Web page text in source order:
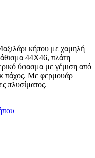
κήπου με χαμηλή
44Χ46, πλάτη
ύφασμα με γέμιση από
πάχος. Με φερμουάρ
πλυσίματος.